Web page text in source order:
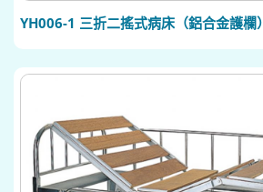
YH006-1 三折二搖式病床（鋁合金護欄）